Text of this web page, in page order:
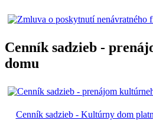
Cenník sadzieb -
domu
Cenník sadzieb - Kultúrny dom